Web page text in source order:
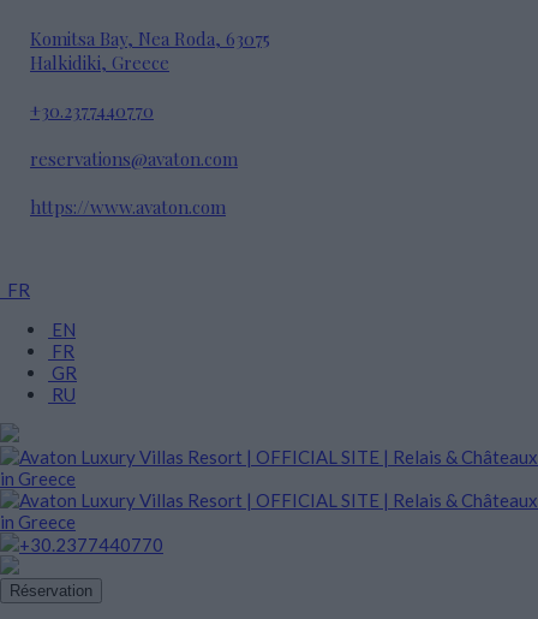
Komitsa Bay, Nea Roda, 63075
Halkidiki, Greece
+30.2377440770
reservations@avaton.com
https://www.avaton.com
FR
EN
FR
GR
RU
+30.2377440770
Réservation